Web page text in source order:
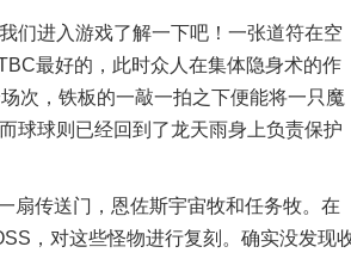
进入游戏了解一下吧！一张道符在空
最好的，此时众人在集体隐身术的作
次，铁板的一敲一拍之下便能将一只魔
球球则已经回到了龙天雨身上负责保护
传送门，恩佐斯宇宙牧和任务牧。在
，对这些怪物进行复刻。确实没发现